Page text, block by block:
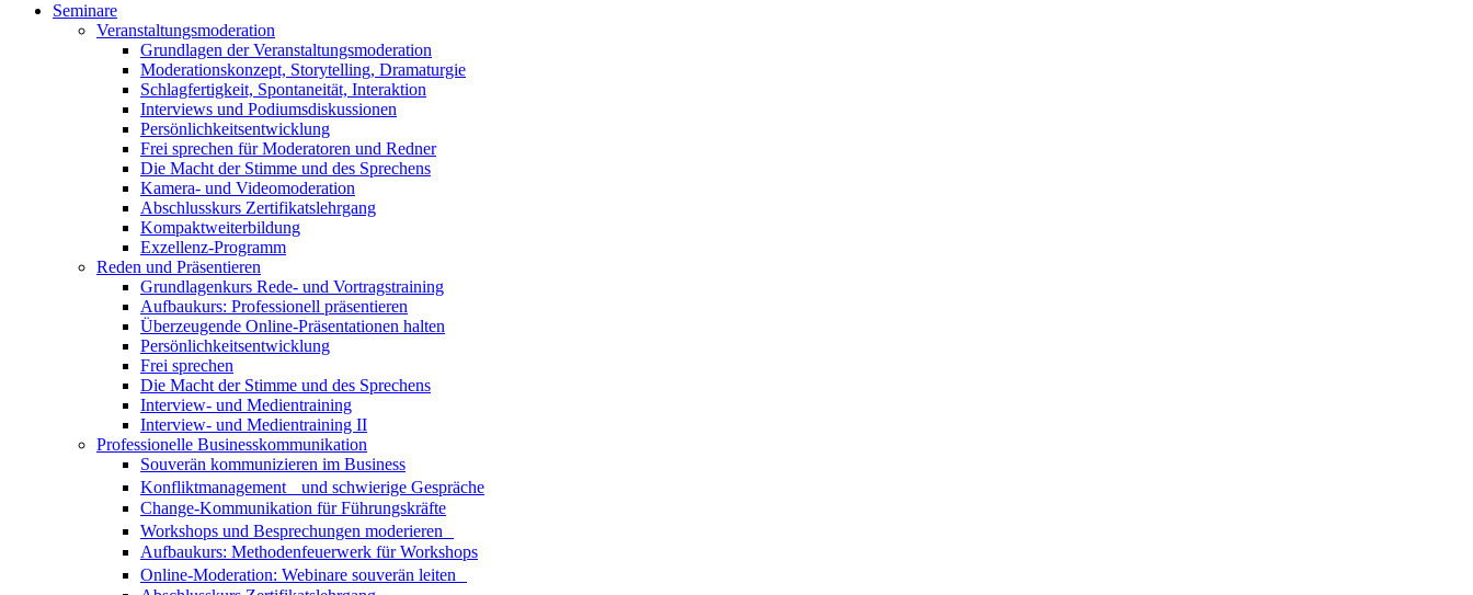
Seminare
Veranstaltungsmoderation
Grundlagen der Veranstaltungsmoderation
Moderationskonzept, Storytelling, Dramaturgie
Schlagfertigkeit, Spontaneität, Interaktion
Interviews und Podiumsdiskussionen
Persönlichkeitsentwicklung
Frei sprechen für Moderatoren und Redner
Die Macht der Stimme und des Sprechens
Kamera- und Videomoderation
Abschlusskurs Zertifikatslehrgang
Kompaktweiterbildung
Exzellenz-Programm
Reden und Präsentieren
Grundlagenkurs Rede- und Vortragstraining
Aufbaukurs: Professionell präsentieren
Überzeugende Online-Präsentationen halten
Persönlichkeitsentwicklung
Frei sprechen
Die Macht der Stimme und des Sprechens
Interview- und Medientraining
Interview- und Medientraining II
Professionelle Businesskommunikation
Souverän kommunizieren im Business
Konfliktmanagement und schwierige Gespräche
Change-Kommunikation für Führungskräfte
Workshops und Besprechungen moderieren
Aufbaukurs: Methodenfeuerwerk für Workshops
Online-Moderation: Webinare souverän leiten